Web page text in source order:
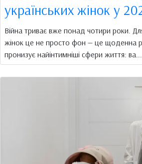
українських жінок у
Війна триває вже понад чотири роки.
жінок це не просто фон — це щоденна
пронизує найінтимніші сфери життя: ва...